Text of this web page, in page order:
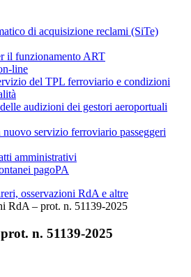
di acquisizione reclami (SiTe)
il funzionamento ART
line
del TPL ferroviario e condizioni
audizioni dei gestori aeroportuali
servizio ferroviario passeggeri
amministrativi
pagoPA
osservazioni RdA e altre
RdA – prot. n. 51139-2025
n. 51139-2025